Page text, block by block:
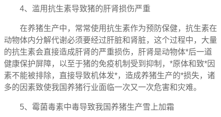
4、滥用抗生素导致猪的肝肾损伤严重
在养猪生产中，常常使用抗生素作为预防保健，抗生素在
动物体内分解代谢必须要经过肝脏和肾脏，这个过程中，大量
的抗生素会直接造成肝肾的严重损伤，肝肾是动物体*后一道
健康保护屏障，以至于猪的免疫机制受到抑制，*原体和致*因
素不能被排除，直接导致机体发*，造成养猪生产的*损失，诸
多的因素致使我国养猪行业面临一次又一次危害和灾难。
5、霉菌毒素中毒导致我国养猪生产雪上加霜